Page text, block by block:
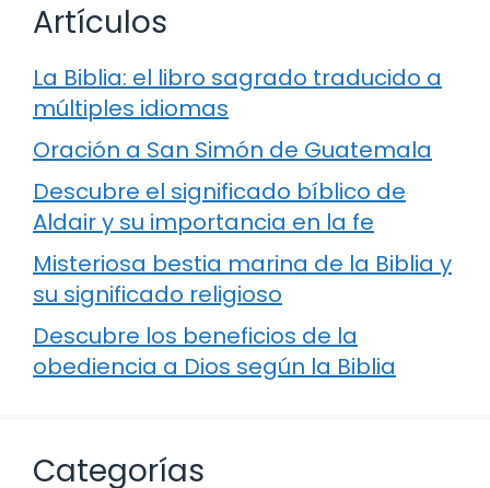
Artículos
La Biblia: el libro sagrado traducido a
múltiples idiomas
Oración a San Simón de Guatemala
Descubre el significado bíblico de
Aldair y su importancia en la fe
Misteriosa bestia marina de la Biblia y
su significado religioso
Descubre los beneficios de la
obediencia a Dios según la Biblia
Categorías